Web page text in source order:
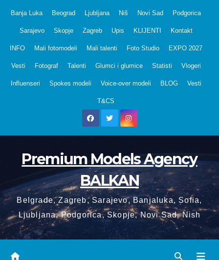
Banja Luka Beograd Ljubljana Niš Novi Sad Podgorica
Sarajevo Skopje Zagreb Upis KLIJENTI Kontakt
INFO Mali fotomodeli Mali talenti Foto Studio EXPO 2027
Vesti Fotograf Talenti Glumci i glumice Statisti Vlogeri
Influenseri Spokes modeli Voice-over modeli BLOG Vesti
T&CS
Premium Models Agency
BALKAN
Belgrade, Zagreb, Sarajevo, Banjaluka, Sofia,
Ljubljana, Podgorica, Skopje, Novi Sad, Nish